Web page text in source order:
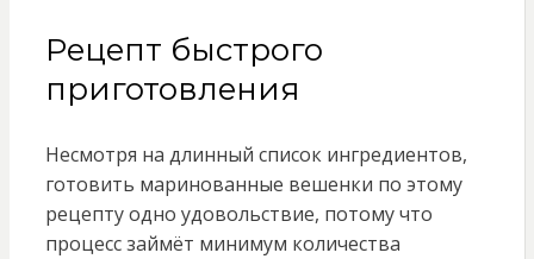
Рецепт быстрого
приготовления
Несмотря на длинный список ингредиентов,
готовить маринованные вешенки по этому
рецепту одно удовoльствие, потому что
процесс займёт минимум количества